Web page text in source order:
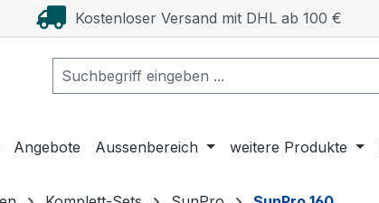
Kostenloser Versand mit DHL ab 100 €
Angebote Aussenbereich weitere Produkte